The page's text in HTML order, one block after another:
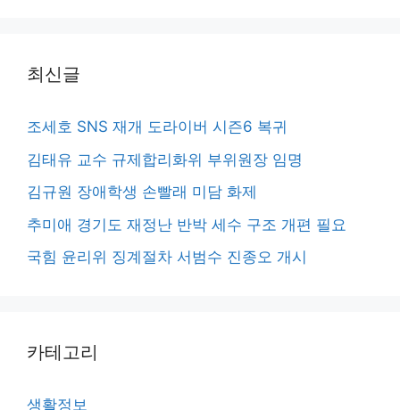
최신글
조세호 SNS 재개 도라이버 시즌6 복귀
김태유 교수 규제합리화위 부위원장 임명
김규원 장애학생 손빨래 미담 화제
추미애 경기도 재정난 반박 세수 구조 개편 필요
국힘 윤리위 징계절차 서범수 진종오 개시
카테고리
생활정보